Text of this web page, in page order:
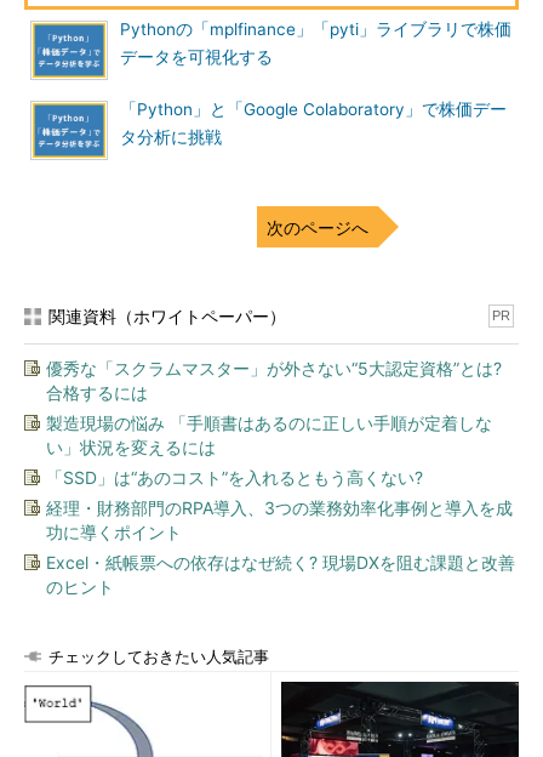
Pythonの「mplfinance」「pyti」ライブラリで株価
データを可視化する
「Python」と「Google Colaboratory」で株価デー
タ分析に挑戦
次のページへ
関連資料（ホワイトペーパー） PR
優秀な「スクラムマスター」が外さない“5大認定資格”とは?
合格するには
製造現場の悩み 「手順書はあるのに正しい手順が定着しな
い」状況を変えるには
「SSD」は“あのコスト”を入れるともう高くない?
経理・財務部門のRPA導入、3つの業務効率化事例と導入を成
功に導くポイント
Excel・紙帳票への依存はなぜ続く? 現場DXを阻む課題と改善
のヒント
チェックしておきたい人気記事